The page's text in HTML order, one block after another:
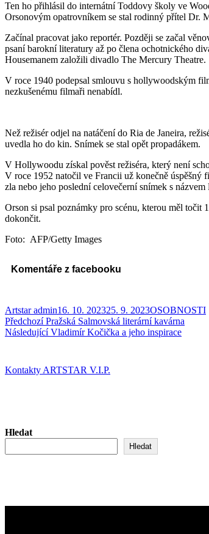
Ten ho přihlásil do internátní Toddovy školy ve
Orsonovým opatrovníkem se stal rodinný přítel Dr.
Začínal pracovat jako reportér. Později se začal
psaní barokní literatury až po člena ochotnického
Housemanem založili divadlo The Mercury Theatre.
V roce 1940 podepsal smlouvu s hollywoodským
nezkušenému filmaři nenabídl.
Než režisér odjel na natáčení do Ria de Janeira,
uvedla ho do kin. Snímek se stal opět propadákem.
V Hollywoodu získal pověst režiséra, který není
V roce 1952 natočil ve Francii už konečně
zla nebo jeho poslední celovečerní snímek s názvem
Orson si psal poznámky pro scénu, kterou měl točit
dokončit.
Foto: AFP/Getty Images
Komentáře z facebooku
Autor:
Artstar adminPublikováno:
16. 10. 202325. 9. 2023Rubriky:
OSOBNOSTI
Navigace
pro
Předchozí Předchozí
příspěvek:
Pražská Salmovská literární kavárna
Následující Následující
Vladimír Kočička a jeho inspirace
Kontakty ARTSTAR V.I.P.
Hledat
Hledat